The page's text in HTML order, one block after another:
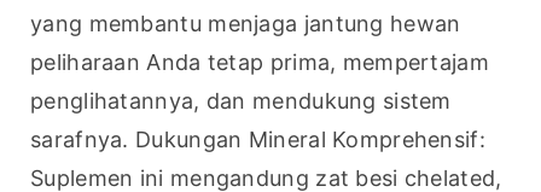
yang membantu menjaga jantung hewan
peliharaan Anda tetap prima, mempertajam
penglihatannya, dan mendukung sistem
sarafnya. Dukungan Mineral Komprehensif:
Suplemen ini mengandung zat besi chelated,